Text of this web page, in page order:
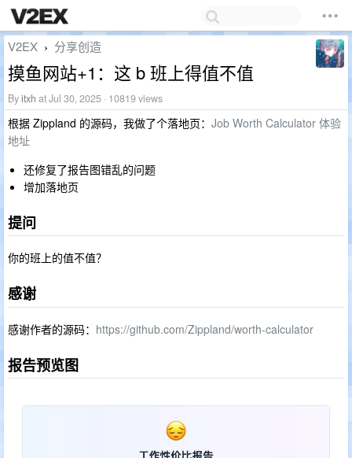
V2EX › 分享创造
摸鱼网站+1：这 b 班上得值不值
Byitxh at Jul 30, 2025 · 10819 views
根据 Zippland 的源码，我做了个落地页： Job Worth Calculator 体验
地址
还修复了报告图错乱的问题
增加落地页
提问
你的班上的值不值？
感谢
感谢作者的源码： https://github.com/Zippland/worth-calculator
报告预览图